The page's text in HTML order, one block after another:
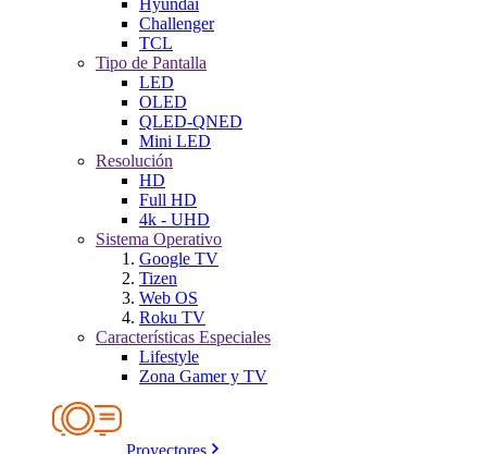
Hyundai
Challenger
TCL
Tipo de Pantalla
LED
OLED
QLED-QNED
Mini LED
Resolución
HD
Full HD
4k - UHD
Sistema Operativo
Google TV
Tizen
Web OS
Roku TV
Características Especiales
Lifestyle
Zona Gamer y TV
Proyectores